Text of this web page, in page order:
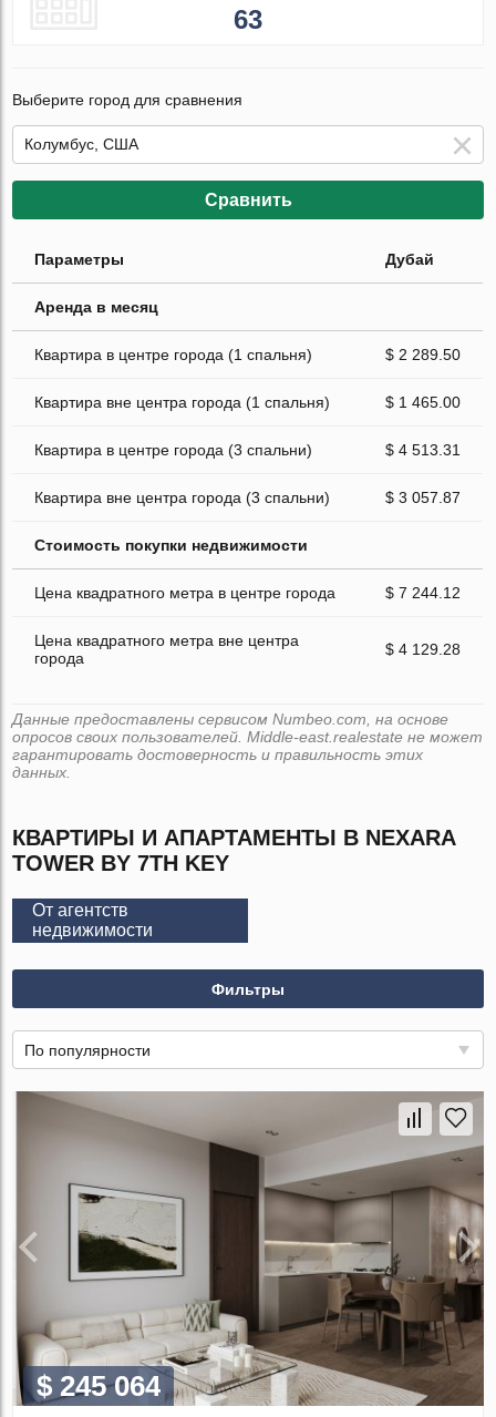
63
Выберите город для сравнения
Сравнить
Параметры Дубай
Аренда в месяц
Квартира в центре города (1 спальня) $ 2 289.50
Квартира вне центра города (1 спальня) $ 1 465.00
Квартира в центре города (3 спальни) $ 4 513.31
Квартира вне центра города (3 спальни) $ 3 057.87
Стоимость покупки недвижимости
Цена квадратного метра в центре города $ 7 244.12
Цена квадратного метра вне центра
города
$ 4 129.28
Данные предоставлены сервисом Numbeo.com, на основе
опросов своих пользователей. Middle-east.realestate не может
гарантировать достоверность и правильность этих
данных.
КВАРТИРЫ И АПАРТАМЕНТЫ В NEXARA
TOWER BY 7TH KEY
От агентств
недвижимости
Фильтры
По популярности
$ 245 064